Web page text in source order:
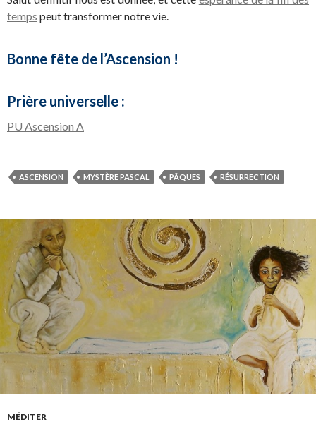
temps peut transformer notre vie.
Bonne fête de l’Ascension !
Prière universelle :
PU Ascension A
ASCENSION MYSTÈRE PASCAL PÂQUES RÉSURRECTION
MÉDITER